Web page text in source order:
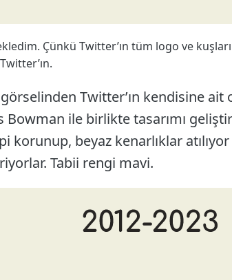
Çünkü Twitter’ın tüm logo ve
Twitter’ın kendisine ait
Bowman ile birlikte tasarımı
korunup, beyaz kenarlıklar
Tabii rengi mavi.